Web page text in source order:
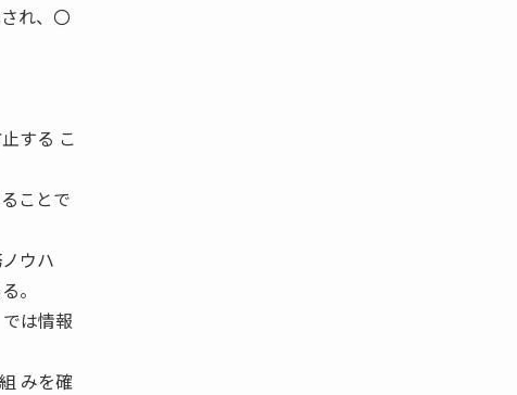
れ、〇
する こ
ことで
ウハ
。
は情報
みを確